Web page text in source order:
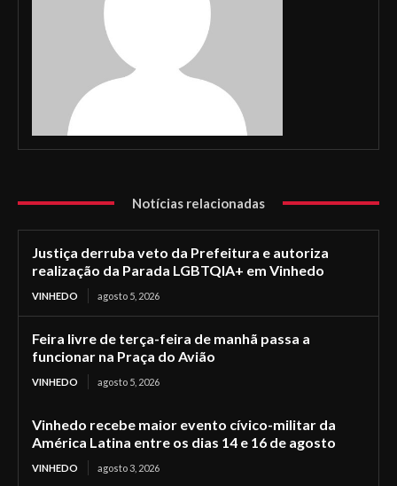
Notícias relacionadas
Justiça derruba veto da Prefeitura e autoriza
realização da Parada LGBTQIA+ em Vinhedo
VINHEDO agosto 5, 2026
Feira livre de terça-feira de manhã passa a
funcionar na Praça do Avião
VINHEDO agosto 5, 2026
Vinhedo recebe maior evento cívico-militar da
América Latina entre os dias 14 e 16 de agosto
VINHEDO agosto 3, 2026